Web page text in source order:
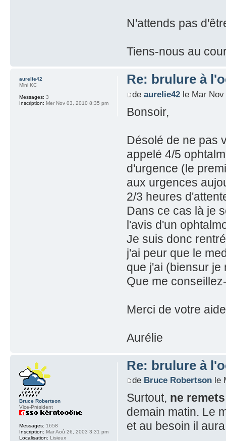
N'attends pas
Tiens-nous au
Re: brulure à
de aurelie42le Mar Nov
Bonsoir,
Désolé de ne pas
appelé 4/5
d'urgence (le
aux urgences
2/3 heures
Dans ce cas là je
l'avis d'un
Je suis donc
j'ai peur que le
que j'ai (biensur
Que me
Merci de votre aide
Aurélie
aurelie42
Mini KC
Messages: 3
Inscription: Mer Nov 03, 2010 8:35 pm
Re: brulure à
de Bruce Robertsonle
Surtout, ne
demain matin. Le
et au besoin il
Bruce Robertson
Vice-Président
Messages: 1658
Inscription: Mar Aoû 26, 2003 3:31 pm
Localisation: Lisieux